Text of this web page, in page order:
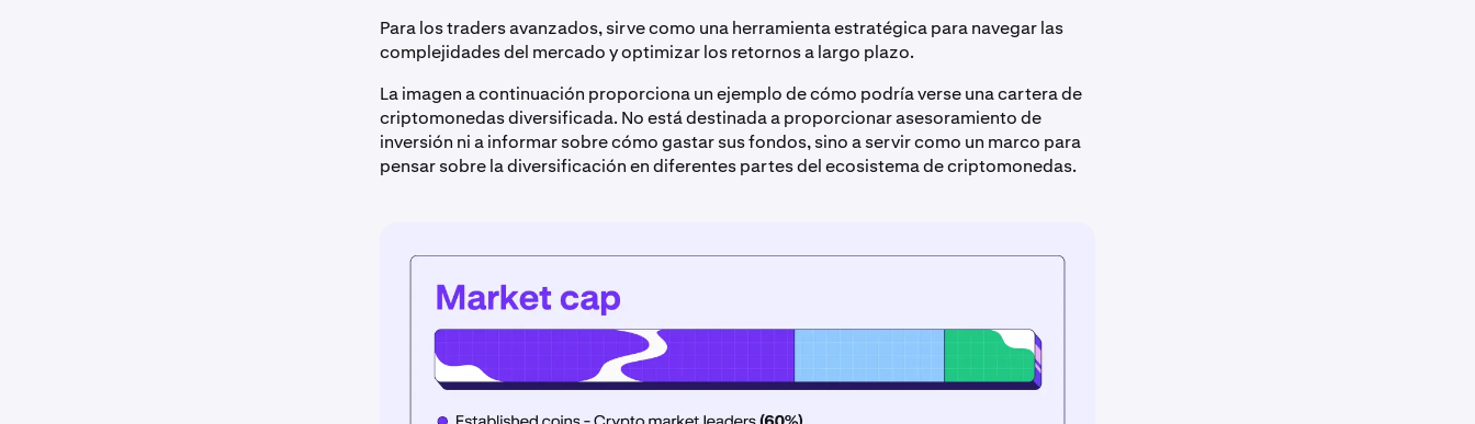
Para los traders avanzados, sirve como una herramienta estratégica para navegar las
complejidades del mercado y optimizar los retornos a largo plazo.
La imagen a continuación proporciona un ejemplo de cómo podría verse una cartera de
criptomonedas diversificada. No está destinada a proporcionar asesoramiento de
inversión ni a informar sobre cómo gastar sus fondos, sino a servir como un marco para
pensar sobre la diversificación en diferentes partes del ecosistema de criptomonedas.